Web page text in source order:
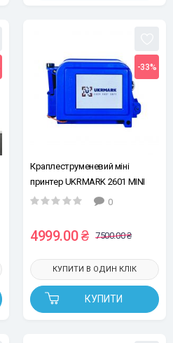
-33%
Краплеструменевий міні
принтер UKRMARK 2601 MINI
12,7мм, синій
0
4999.00 ₴ 7500.00 ₴
КУПИТИ
КУПИТИ В ОДИН КЛІК